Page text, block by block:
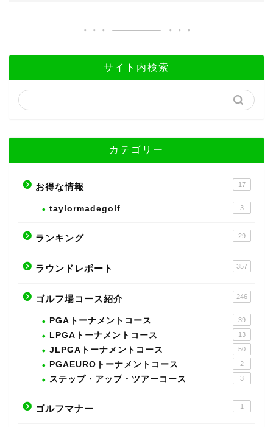
サイト内検索
カテゴリー
お得な情報 17
taylormadegolf 3
ランキング 29
ラウンドレポート 357
ゴルフ場コース紹介 246
PGAトーナメントコース 39
LPGAトーナメントコース 13
JLPGAトーナメントコース 50
PGAEUROトーナメントコース 2
ステップ・アップ・ツアーコース 3
ゴルフマナー 1